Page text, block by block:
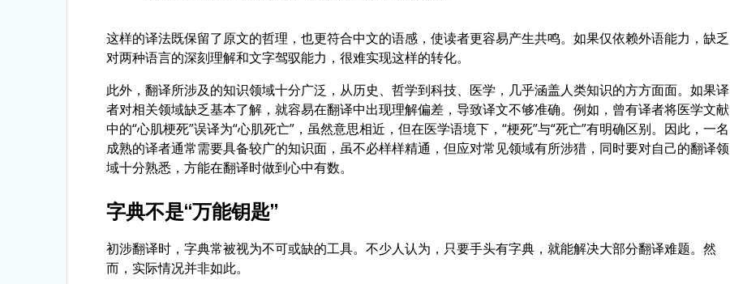
这样的译法既保留了原文的哲理，也更符合中文的语感，使读者更容易产生共鸣。如果仅依赖外语能力，缺乏
对两种语言的深刻理解和文字驾驭能力，很难实现这样的转化。
此外，翻译所涉及的知识领域十分广泛，从历史、哲学到科技、医学，几乎涵盖人类知识的方方面面。如果译
者对相关领域缺乏基本了解，就容易在翻译中出现理解偏差，导致译文不够准确。例如，曾有译者将医学文献
中的“心肌梗死”误译为“心肌死亡”，虽然意思相近，但在医学语境下，“梗死”与“死亡”有明确区别。因此，一名
成熟的译者通常需要具备较广的知识面，虽不必样样精通，但应对常见领域有所涉猎，同时要对自己的翻译领
域十分熟悉，方能在翻译时做到心中有数。
字典不是“万能钥匙”
初涉翻译时，字典常被视为不可或缺的工具。不少人认为，只要手头有字典，就能解决大部分翻译难题。然
而，实际情况并非如此。